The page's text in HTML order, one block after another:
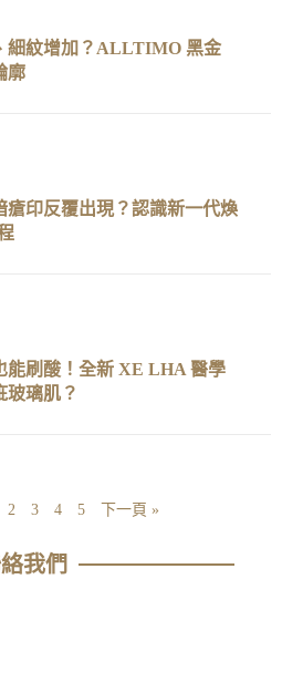
細紋增加？ALLTIMO 黑金
廓
瘡印反覆出現？認識新一代煥
能刷酸！全新 XE LHA 醫學
玻璃肌？
2 3 4 5 下一頁 »
我們